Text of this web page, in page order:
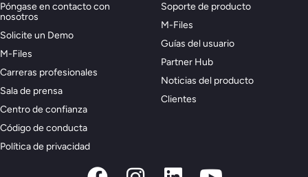
Póngase en contacto con
nosotros
Solicite un Demo
M-Files
Carreras profesionales
Sala de prensa
Centro de confianza
Código de conducta
Política de privacidad
Soporte de producto
M-Files
Guías del usuario
Partner Hub
Noticias del producto
Clientes